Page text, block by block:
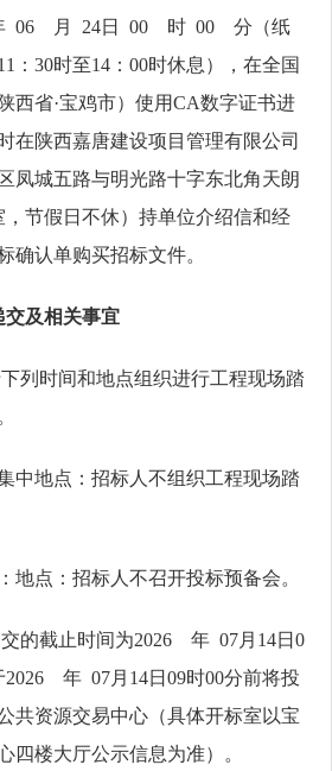
06 月 24日 00 时 00 分（纸
：30时至14：00时休息），在全国
西省·宝鸡市）使用CA数字证书进
在陕西嘉唐建设项目管理有限公司
凤城五路与明光路十字东北角天朗
，节假日不休）持单位介绍信和经
确认单购买招标文件。
交及相关事宜
列时间和地点组织进行工程现场踏
中地点：招标人不组织工程现场踏
地点：招标人不召开投标预备会。
的截止时间为2026 年 07月 14日 0
2026 年 07月 14日 09时00分前将投
共资源交易中心 （具体开标室以宝
四楼大厅公示信息为准）。